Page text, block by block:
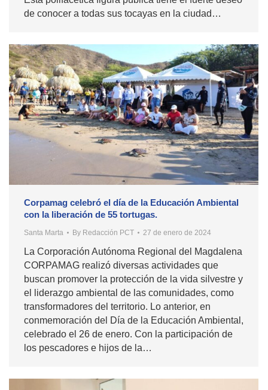
de conocer a todas sus tocayas en la ciudad…
Corpamag celebró el día de la Educación Ambiental
con la liberación de 55 tortugas.
Santa Marta By Redacción PCT 27 de enero de 2024
La Corporación Autónoma Regional del Magdalena
CORPAMAG realizó diversas actividades que
buscan promover la protección de la vida silvestre y
el liderazgo ambiental de las comunidades, como
transformadores del territorio. Lo anterior, en
conmemoración del Día de la Educación Ambiental,
celebrado el 26 de enero. Con la participación de
los pescadores e hijos de la…